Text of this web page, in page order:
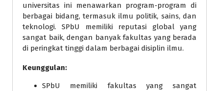
universitas ini menawarkan program-program di
berbagai bidang, termasuk ilmu politik, sains, dan
teknologi. SPbU memiliki reputasi global yang
sangat baik, dengan banyak fakultas yang berada
di peringkat tinggi dalam berbagai disiplin ilmu.
Keunggulan:
SPbU memiliki fakultas yang sangat